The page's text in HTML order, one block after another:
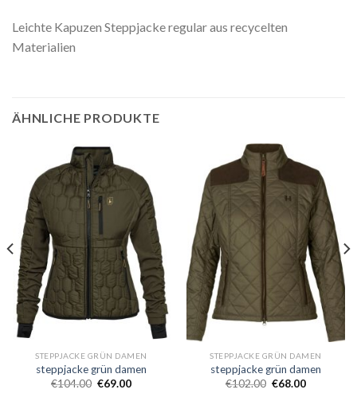
Leichte Kapuzen Steppjacke regular aus recycelten
Materialien
ÄHNLICHE PRODUKTE
STEPPJACKE GRÜN DAMEN
steppjacke grün damen
€104.00 €69.00
STEPPJACKE GRÜN DAMEN
steppjacke grün damen
€102.00 €68.00